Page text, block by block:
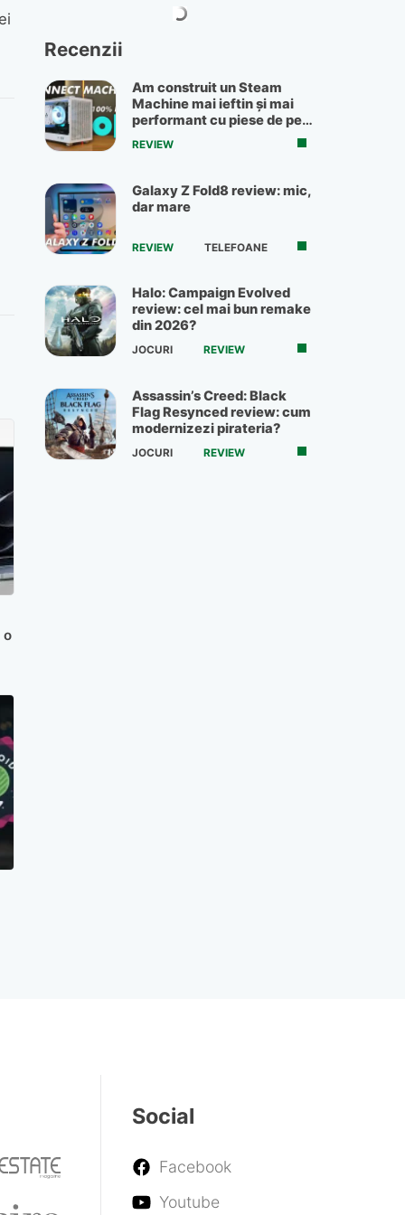
o
Recenzii
Am construit un Steam
Machine mai ieftin și mai
performant cu piese de pe
OLX
REVIEW
Galaxy Z Fold8 review: mic,
dar mare
REVIEW TELEFOANE
Halo: Campaign Evolved
review: cel mai bun remake
din 2026?
JOCURI REVIEW
Assassin’s Creed: Black
Flag Resynced review: cum
modernizezi pirateria?
JOCURI REVIEW
Social
Facebook
Youtube